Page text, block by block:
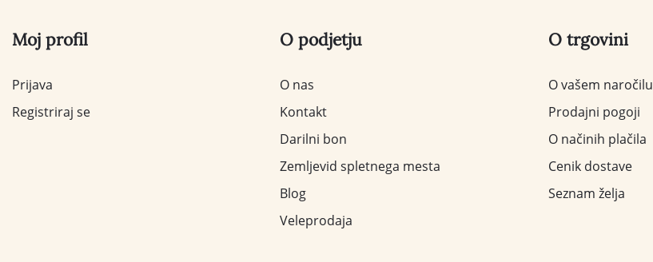
Moj profil
Prijava
Registriraj se
O podjetju
O nas
Kontakt
Darilni bon
Zemljevid spletnega mesta
Blog
Veleprodaja
O trgovini
O vašem naročilu
Prodajni pogoji
O načinih plačila
Cenik dostave
Seznam želja